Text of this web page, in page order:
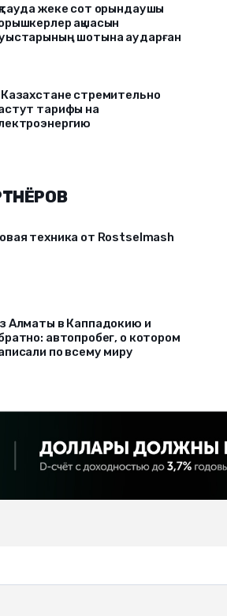
жеке сот орындаушы
ақшасын
шотына аударған
стремительно
тарифы на
техника от Rostselmash
Алматы в Каппадокию и
автопробег, о котором
по всему миру